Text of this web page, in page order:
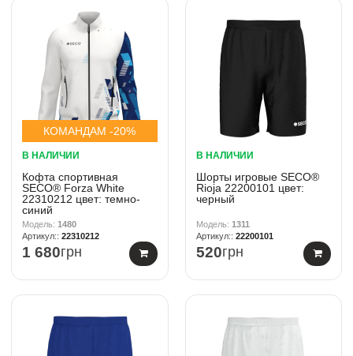
КОМАНДАМ -20%
В НАЛИЧИИ
Кофта спортивная
SECO® Forza White
22310212 цвет: темно-
синий
1480
22310212
1 680грн
В НАЛИЧИИ
Шорты игровые SECO®
Rioja 22200101 цвет:
черный
1311
22200101
520грн